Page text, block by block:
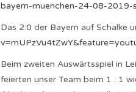
bayern-muenchen-24-08-2019-
Das 2:0 der Bayern auf Schalke
Beim zweiten Auswärtsspiel in
feierten unser Team beim 1 : 1